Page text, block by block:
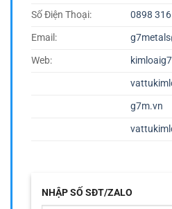
Số Điện Thoại:
0898
Email:
Web:
g7m.vn
NHẬP SỐ SĐT/ZALO